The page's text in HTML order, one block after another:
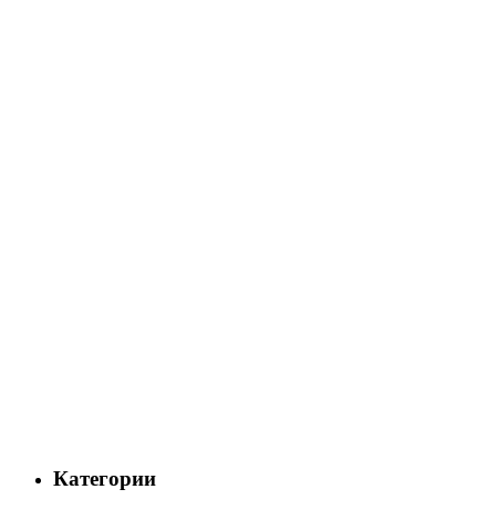
Категории